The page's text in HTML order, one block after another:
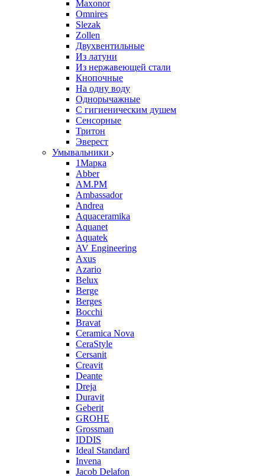
Maxonor
Omnires
Slezak
Zollen
Двухвентильные
Из латуни
Из нержавеющей стали
Кнопочные
На одну воду
Однорычажные
С гигиеническим душем
Сенсорные
Тритон
Эверест
Умывальники
1Марка
Abber
AM.PM
Ambassador
Andrea
Aquaceramika
Aquanet
Aquatek
AV Engineering
Axus
Azario
Belux
Berge
Berges
Bocchi
Bravat
Ceramica Nova
CeraStyle
Cersanit
Creavit
Deante
Dreja
Duravit
Geberit
GROHE
Grossman
IDDIS
Ideal Standard
Invena
Jacob Delafon